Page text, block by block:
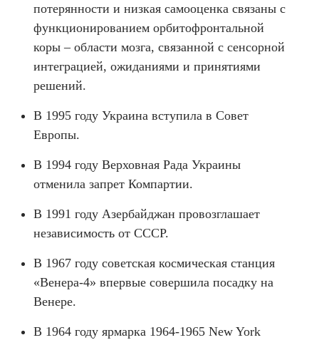
потерянности и низкая самооценка связаны с
функционированием орбитофронтальной
коры – области мозга, связанной с сенсорной
интеграцией, ожиданиями и принятиями
решений.
В 1995 году Украина вступила в Совет
Европы.
В 1994 году Верховная Рада Украины
отменила запрет Компартии.
В 1991 году Азербайджан провозглашает
независимость от СССР.
В 1967 году советская космическая станция
«Венера-4» впервые совершила посадку на
Венере.
В 1964 году ярмарка 1964-1965 New York